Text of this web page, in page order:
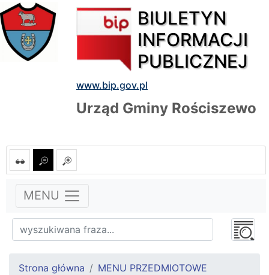
BIULETYN
INFORMACJI
PUBLICZNEJ
www.bip.gov.pl
Urząd Gminy Rościszewo
MENU
Strona główna
MENU PRZEDMIOTOWE